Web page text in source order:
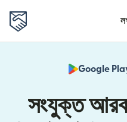
Google Play
সংযুক্ত আরব